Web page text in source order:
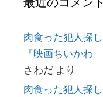
肉食った犯人探
『映画ちいか
さわだ より
肉食った犯人探